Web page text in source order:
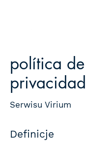
política de
privacidad
Serwisu Virium
Definicje